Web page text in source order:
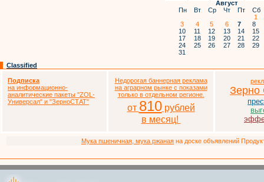
Август
Пн
Вт Ср Чт Пт Сб
1
3
4 5 6 7 8
10
11 12 13 14 15
17
18 19 20 21 22
24
25 26 27 28 29
31
Classified
Подписка
на информационно-
аналитические пакеты "ZOL-
Универсал" и "ЗерноСТАТ"
Недорогая баннерная реклама
на аграрном рынке с показами
только в отдельном регионе.
от 810рублей
в месяц!
Зерно
Мука пшеничная, мука ржаная на доске объявлений